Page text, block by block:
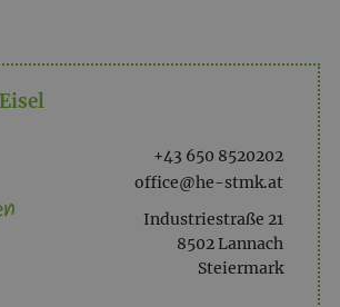
+43 650 8520202
office@he-stmk.at
Industriestraße 21
8502 Lannach
Steiermark